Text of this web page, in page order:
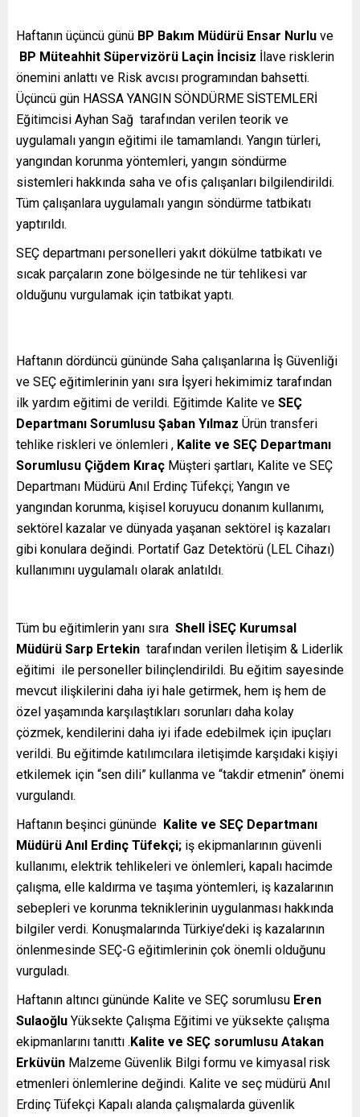
Haftanın üçüncü günü BP Bakım Müdürü Ensar Nurlu ve
BP Müteahhit Süpervizörü Laçin İncisiz İlave risklerin
önemini anlattı ve Risk avcısı programından bahsetti.
Üçüncü gün HASSA YANGIN SÖNDÜRME SİSTEMLERİ
Eğitimcisi Ayhan Sağ tarafından verilen teorik ve
uygulamalı yangın eğitimi ile tamamlandı. Yangın türleri,
yangından korunma yöntemleri, yangın söndürme
sistemleri hakkında saha ve ofis çalışanları bilgilendirildi.
Tüm çalışanlara uygulamalı yangın söndürme tatbikatı
yaptırıldı.
SEÇ departmanı personelleri yakıt dökülme tatbikatı ve
sıcak parçaların zone bölgesinde ne tür tehlikesi var
olduğunu vurgulamak için tatbikat yaptı.
Haftanın dördüncü gününde Saha çalışanlarına İş Güvenliği
ve SEÇ eğitimlerinin yanı sıra İşyeri hekimimiz tarafından
ilk yardım eğitimi de verildi. Eğitimde Kalite ve SEÇ
Departmanı Sorumlusu Şaban Yılmaz Ürün transferi
tehlike riskleri ve önlemleri , Kalite ve SEÇ Departmanı
Sorumlusu Çiğdem Kıraç Müşteri şartları, Kalite ve SEÇ
Departmanı Müdürü Anıl Erdinç Tüfekçi; Yangın ve
yangından korunma, kişisel koruyucu donanım kullanımı,
sektörel kazalar ve dünyada yaşanan sektörel iş kazaları
gibi konulara değindi. Portatif Gaz Detektörü (LEL Cihazı)
kullanımını uygulamalı olarak anlatıldı.
Tüm bu eğitimlerin yanı sıra Shell İSEÇ Kurumsal
Müdürü Sarp Ertekin tarafından verilen İletişim & Liderlik
eğitimi ile personeller bilinçlendirildi. Bu eğitim sayesinde
mevcut ilişkilerini daha iyi hale getirmek, hem iş hem de
özel yaşamında karşılaştıkları sorunları daha kolay
çözmek, kendilerini daha iyi ifade edebilmek için ipuçları
verildi. Bu eğitimde katılımcılara iletişimde karşıdaki kişiyi
etkilemek için “sen dili” kullanma ve “takdir etmenin” önemi
vurgulandı.
Haftanın beşinci gününde Kalite ve SEÇ Departmanı
Müdürü Anıl Erdinç Tüfekçi; iş ekipmanlarının güvenli
kullanımı, elektrik tehlikeleri ve önlemleri, kapalı hacimde
çalışma, elle kaldırma ve taşıma yöntemleri, iş kazalarının
sebepleri ve korunma tekniklerinin uygulanması hakkında
bilgiler verdi. Konuşmalarında Türkiye’deki iş kazalarının
önlenmesinde SEÇ-G eğitimlerinin çok önemli olduğunu
vurguladı.
Haftanın altıncı gününde Kalite ve SEÇ sorumlusu Eren
Sulaoğlu Yüksekte Çalışma Eğitimi ve yüksekte çalışma
ekipmanlarını tanıttı . Kalite ve SEÇ sorumlusu Atakan
Erküvün Malzeme Güvenlik Bilgi formu ve kimyasal risk
etmenleri önlemlerine değindi. Kalite ve seç müdürü Anıl
Erdinç Tüfekçi Kapalı alanda çalışmalarda güvenlik